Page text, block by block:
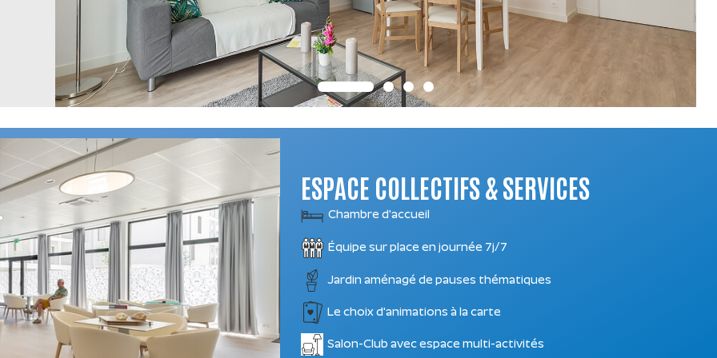
ESPACE COLLECTIFS & SERVICES
Chambre d'accueil
Équipe sur place en journée 7j/7
Jardin aménagé de pauses thématiques
Le choix d'animations à la carte
Salon-Club avec espace multi-activités